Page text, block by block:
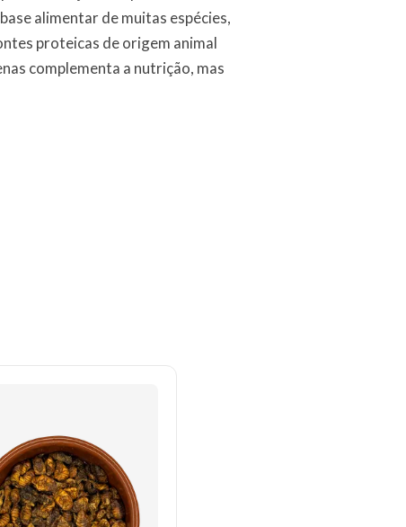
alimentar de muitas espécies,
proteicas de origem animal
complementa a nutrição, mas
em recuperação.
neuromuscular.
bico ou nas patas.
regulares e produtivos.